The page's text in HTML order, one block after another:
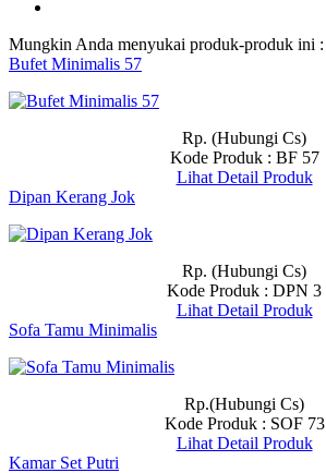
Mungkin Anda menyukai produk-produk ini :
Bufet Minimalis 57
Rp. (Hubungi Cs)
Kode Produk : BF 57
Lihat Detail Produk
Dipan Kerang Jok
Rp. (Hubungi Cs)
Kode Produk : DPN 3
Lihat Detail Produk
Sofa Tamu Minimalis
Rp.(Hubungi Cs)
Kode Produk : SOF 73
Lihat Detail Produk
Kamar Set Putri